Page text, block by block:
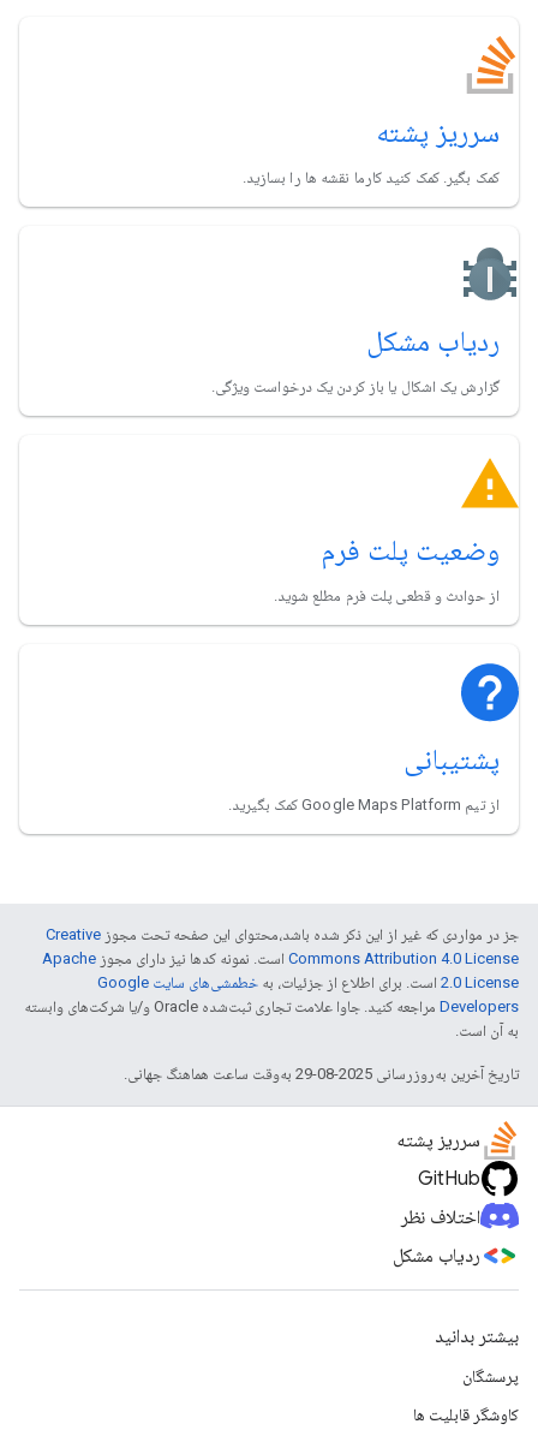
سرریز پشته
کمک بگیر. کمک کنید کارما نقشه ها را بسازید.
ردیاب مشکل
گزارش یک اشکال یا باز کردن یک درخواست ویژگی.
وضعیت پلت فرم
از حوادث و قطعی پلت فرم مطلع شوید.
پشتیبانی
از تیم Google Maps Platform کمک بگیرید.
جز در مواردی که غیر از این ذکر شده باشد،‌محتوای این صفحه تحت مجوز Creative
Commons Attribution 4.0 License است. نمونه کدها نیز دارای مجوز Apache
2.0 License است. برای اطلاع از جزئیات، به
خطمشی‌های سایت Google
Developers‏
مراجعه کنید. جاوا علامت تجاری ثبت‌شده Oracle و/یا شرکت‌های وابسته
به آن است.
تاریخ آخرین به‌روزرسانی 2025-08-29 به‌وقت ساعت هماهنگ جهانی.
سرریز پشته
GitHub
اختلاف نظر
ردیاب مشکل
بیشتر بدانید
پرسشگان
کاوشگر قابلیت ها